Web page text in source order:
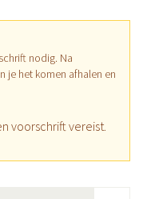
nodig. Na
je het komen afhalen en
voorschrift vereist.